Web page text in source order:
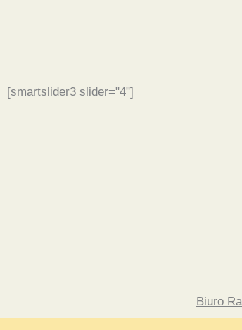
[smartslider3 slider="4"]
Biuro